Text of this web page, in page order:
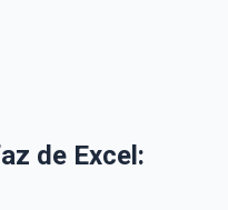
de Excel: